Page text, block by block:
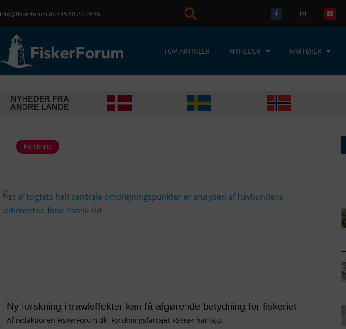
info@fiskerforum.dk +45 60 22 09 46
TOP ARTIKLER NYHEDER FARTØJER
NYHEDER FRA
ANDRE LANDE
Forskning
Ny forskning i trawleffekter kan få afgørende betydning for fiskeriet
Af redaktionen FiskerForum.dk Forskningsfartøjet »Svea« har lagt